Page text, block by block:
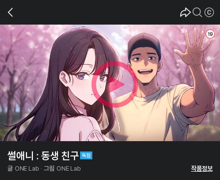
썰애니 : 동생 친구
글 ONE Lab 그림 ONE Lab 작품정보